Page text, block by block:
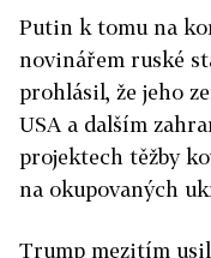
Putin k tomu na
novinářem ruské
prohlásil, že jeho
USA a dalším
projektech těžby
na okupovaných
Trump mezitím